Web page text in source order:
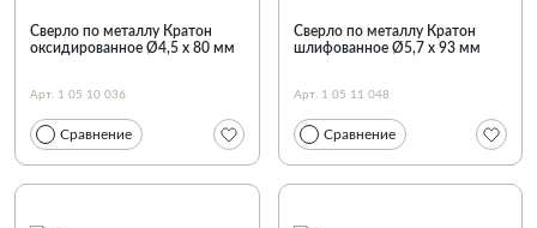
Сверло по металлу Кратон
оксидированное Ø4,5 х 80 мм
Арт. 1 05 10 036
Сравнение
Сверло по металлу Кратон
шлифованное Ø5,7 х 93 мм
Арт. 1 05 11 048
Сравнение